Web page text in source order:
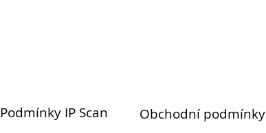
Podmínky IP Scan Obchodní podmínky